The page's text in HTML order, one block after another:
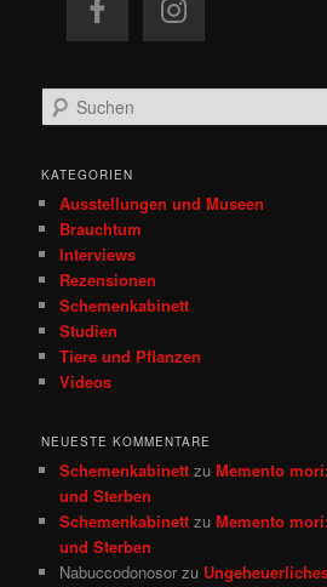
u
h
KATEGORIEN
Ausstellungen und Museen
Brauchtum
Interviews
Rezensionen
Schemenkabinett
Studien
Tiere und Pflanzen
Videos
NEUESTE KOMMENTARE
Schemenkabinett zuMemento
und Sterben
Schemenkabinett zuMemento
und Sterben
Nabuccodonosor zu